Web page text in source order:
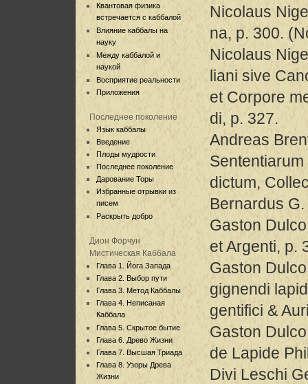
Квантовая физика
встречается с каббалой
Влияние каббалы на
науку
Между каббалой и
наукой
Восприятие реальности
Приложения
Последнее поколение
Язык каббалы
Введение
Плоды мудрости
Последнее поколение
Дарование Торы
Избранные отрывки из
писем
Раскрыть добро
Дион Форчун
Мистическая Каббала
Глава 1. Йога Запада
Глава 2. Выбор пути
Глава 3. Метод Каббалы
Глава 4. Неписаная
Каббала
Глава 5. Скрытое бытие
Глава 6. Древо Жизни
Глава 7. Высшая Триада
Глава 8. Узоры Древа
Жизни
Nicolaus
na, p. 300.
Nicolaus
liani sive
et Corpore
di, p. 327.
Andreas
dictum,
Bernardus
Gaston
et Argenti, p.
Gaston
gignendi
gentifici &
Gaston
de Lapide
Divi Leschi